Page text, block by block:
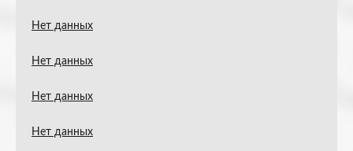
Нет данных
Нет данных
Нет данных
Нет данных